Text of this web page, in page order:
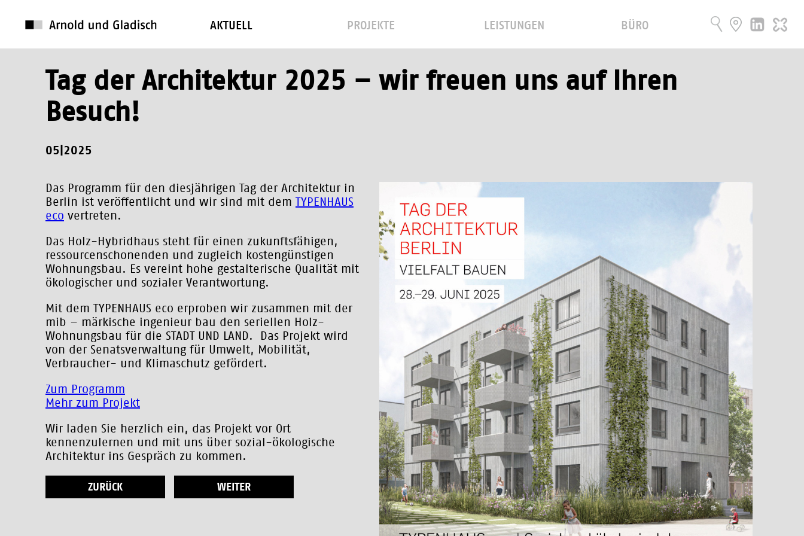
AKTUELL PROJEKTE LEISTUNGEN BÜRO
Tag der Architektur 2025 – wir freuen uns auf Ihren
Besuch!
05|2025
Das Programm für den diesjährigen Tag der Architektur in
Berlin ist veröffentlicht und wir sind mit dem
TYPENHAUS
eco vertreten.
Das Holz-Hybridhaus steht für einen zukunftsfähigen,
ressourcenschonenden und zugleich kostengünstigen
Wohnungsbau. Es vereint hohe gestalterische Qualität mit
ökologischer und sozialer Verantwortung.
Mit dem TYPENHAUS eco erproben wir zusammen mit der
mib – märkische ingenieur bau den seriellen Holz-
Wohnungsbau für die STADT UND LAND. Das Projekt wird
von der Senatsverwaltung für Umwelt, Mobilität,
Verbraucher- und Klimaschutz gefördert.
Zum Programm
Mehr zum Projekt
Wir laden Sie herzlich ein, das Projekt vor Ort
kennenzulernen und mit uns über sozial-ökologische
Architektur ins Gespräch zu kommen.
ZURÜCK WEITER